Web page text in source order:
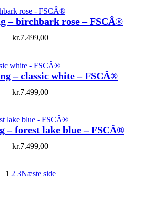
– birchbark rose – FSCÂ®
kr.7.499,00
– classic white – FSCÂ®
kr.7.499,00
– forest lake blue – FSCÂ®
kr.7.499,00
1 2 3Næste side